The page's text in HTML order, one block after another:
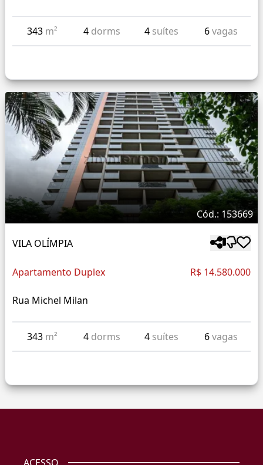
343 m² 4 dorms 4 suítes 6vagas
Cód.: 153669
VILA OLÍMPIA
Apartamento Duplex R$ 14.580.000
Rua Michel Milan
343 m² 4 dorms 4 suítes 6vagas